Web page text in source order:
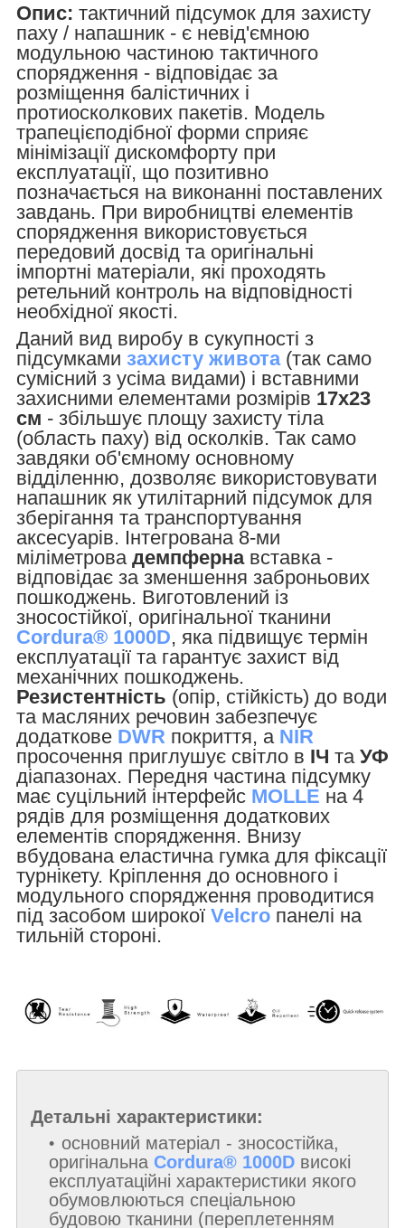
Опис: тактичний підсумок для захисту
паху / напашник - є невід'ємною
модульною частиною тактичного
спорядження - відповідає за
розміщення балістичних і
протиосколкових пакетів. Модель
трапецієподібної форми сприяє
мінімізації дискомфорту при
експлуатації, що позитивно
позначається на виконанні поставлених
завдань. При виробництві елементів
спорядження використовується
передовий досвід та оригінальні
імпортні матеріали, які проходять
ретельний контроль на відповідності
необхідної якості.
Даний вид виробу в сукупності з
підсумками захисту живота(так само
сумісний з усіма видами) і вставними
захисними елементами розмірів 17х23
см - збільшує площу захисту тіла
(область паху) від осколків. Так само
завдяки об'ємному основному
відділенню, дозволяє використовувати
напашник як утилітарний підсумок для
зберігання та транспортування
аксесуарів. Інтегрована 8-ми
міліметрова демпфернавставка -
відповідає за зменшення заброньових
пошкоджень. Виготовлений із
зносостійкої, оригінальної тканини
Cordura® 1000D, яка підвищує термін
експлуатації та гарантує захист від
механічних пошкоджень.
Резистентність (опір, стійкість) до води
та масляних речовин забезпечує
додаткове DWR покриття, а NIR
просочення приглушує світло в ІЧ та УФ
діапазонах. Передня частина підсумку
має суцільний інтерфейс MOLLE на 4
рядів для розміщення додаткових
елементів спорядження. Внизу
вбудована еластична гумка для фіксації
турнікету. Кріплення до основного і
модульного спорядження проводитися
під засобом широкої Velcro панелі на
тильній стороні.
Детальні характеристики:
основний матеріал - зносостійка,
оригінальна Cordura® 1000D високі
експлуатаційні характеристики якого
обумовлюються спеціальною
будовою тканини (переплетенням